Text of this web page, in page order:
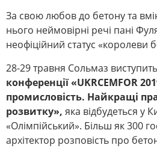
За свою любов до бетону та
нього неймовірні речі пані
неофіційний статус «королеви
28-29 травня Сольмаз
конференції «UKRCEMFOR
промисловість. Найкращі
розвитку», яка відбудеться у
«Олімпійський». Більш як 300
архітектор розповість про